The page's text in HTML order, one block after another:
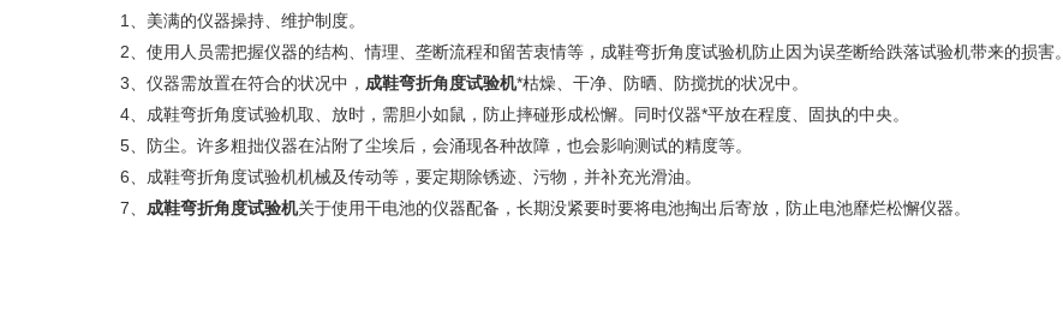
1、美满的仪器操持、维护制度。
2、使用人员需把握仪器的结构、情理、垄断流程和留苦衷情等，成鞋弯折角度试验机防止因为误垄断给跌落试验机带来的损害。
3、仪器需放置在符合的状况中， 成鞋弯折角度试验机*枯燥、干净、防晒、防搅扰的状况中。
4、成鞋弯折角度试验机取、放时，需胆小如鼠，防止摔碰形成松懈。同时仪器*平放在程度、固执的中央。
5、防尘。许多粗拙仪器在沾附了尘埃后，会涌现各种故障，也会影响测试的精度等。
6、成鞋弯折角度试验机机械及传动等，要定期除锈迹、污物，并补充光滑油。
7、 成鞋弯折角度试验机关于使用干电池的仪器配备，长期没紧要时要将电池掏出后寄放，防止电池靡烂松懈仪器。